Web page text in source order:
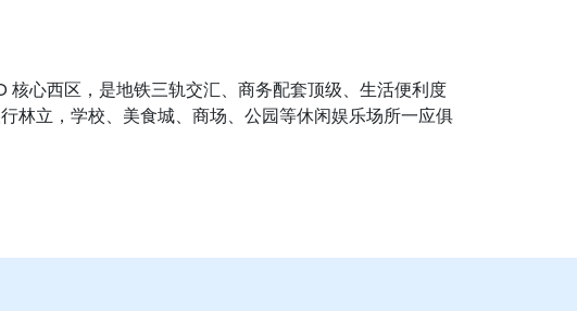
核心西区，是地铁三轨交汇、商务配套顶级、生活便利度
林立，学校、美食城、商场、公园等休闲娱乐场所一应俱